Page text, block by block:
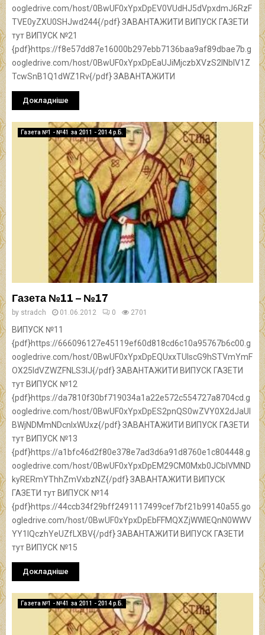
oogledrive.com/host/0BwUF0xYpxDpEV0VUdHJ5dVpxdmJ6RzF
TVE0yZXU0SHJwd244{/pdf} ЗАВАНТАЖИТИ ВИПУСК ГАЗЕТИ
тут ВИПУСК №21
{pdf}https://f8e57dd87e16000b297ebb7136baa9af89dbae7b.g
oogledrive.com/host/0BwUF0xYpxDpEaUJiMjczbXVzS2lNblV1Z
TcwSnB1Q1dWZ1Rv{/pdf} ЗАВАНТАЖИТИ
Докладніше
Газета №1 - №41 за 2011 - 2014 р.Б.
Газета №11 – №17
by stradch 01.06.2012 0 2701
ВИПУСК №11
{pdf}https://666096127e45119ef60d818cd6c10a95767b6c00.g
oogledrive.com/host/0BwUF0xYpxDpEQUxxTUlscG9hSTVmYmF
OX25ldVZWZFNLS3lJ{/pdf} ЗАВАНТАЖИТИ ВИПУСК ГАЗЕТИ
тут ВИПУСК №12
{pdf}https://da7810f30bf719034a1a22e572c554727a8704cd.g
oogledrive.com/host/0BwUF0xYpxDpES2pnQS0wZVY0X2dJaUl
BWjNDMmNDcnIxWUxz{/pdf} ЗАВАНТАЖИТИ ВИПУСК ГАЗЕТИ
тут ВИПУСК №13
{pdf}https://a1bfc46d2f80e378e7ad3d6a91d8760e1c804448.g
oogledrive.com/host/0BwUF0xYpxDpEM29CM0Mxb0JCblVMND
kyRERmYThhZmVxbzNZ{/pdf} ЗАВАНТАЖИТИ ВИПУСК
ГАЗЕТИ тут ВИПУСК №14
{pdf}https://44ccb34f29bff2491117499cef7bf21b99140a55.go
ogledrive.com/host/0BwUF0xYpxDpEbFFMQXZjWWlEQnN0WWV
YY1lQczhYeUZfLXBV{/pdf} ЗАВАНТАЖИТИ ВИПУСК ГАЗЕТИ
тут ВИПУСК №15
Докладніше
Газета №1 - №41 за 2011 - 2014 р.Б.